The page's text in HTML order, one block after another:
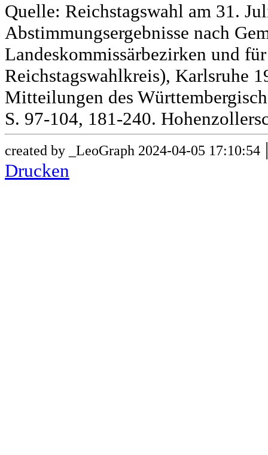
Quelle: Reichstagswahl am 31.
Abstimmungsergebnisse nach
Landeskommissärbezirken und
Reichstagswahlkreis), Karlsruhe
Mitteilungen des
S. 97-104, 181-240.
created by _LeoGraph 2024-04-05 17:10:54
Drucken